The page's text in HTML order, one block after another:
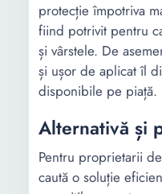
protecție împotriva
fiind potrivit pentru
și vârstele. De
și ușor de aplicat îl
disponibile pe piață.
Alternativă și
Pentru proprietarii
caută o soluție